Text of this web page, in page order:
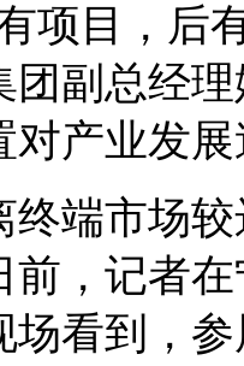
项目，后
团副总经
对产业发
终端市场
，记者
场看到，